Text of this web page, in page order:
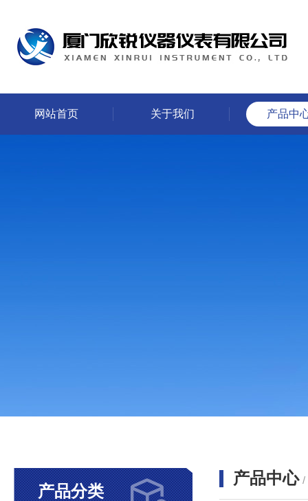
网站首页 关于我们 产品中
产品分类
产品中心 /